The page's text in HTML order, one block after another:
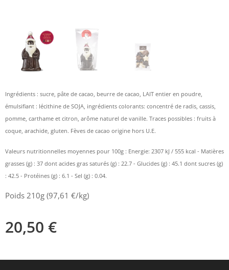
Ingrédients : sucre, pâte de cacao, beurre de cacao, LAIT entier en poudre,
émulsifiant : lécithine de SOJA, ingrédients colorants: concentré de radis, cassis,
pomme, carthame et citron, arôme naturel de vanille. Traces possibles : fruits à
coque, arachide, gluten. Fèves de cacao origine hors U.E.
Valeurs nutritionnelles moyennes pour 100g : Energie: 2307 kJ / 555 kcal - Matières
grasses (g) : 37 dont acides gras saturés (g) : 22.7 - Glucides (g) : 45.1 dont sucres (g)
: 42.5 - Protéines (g) : 6.1 - Sel (g) : 0.04.
Poids 210g (97,61 €/kg)
20,50 €